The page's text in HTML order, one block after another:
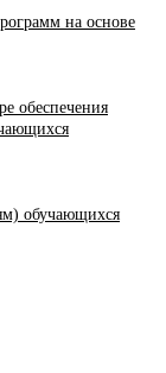
на основе
обеспечения
обучающихся